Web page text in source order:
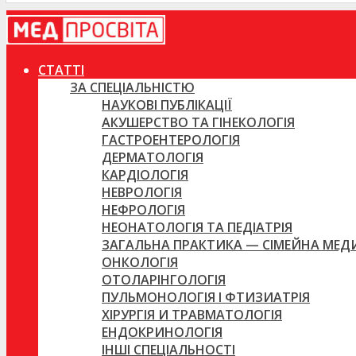
СТАТТІ
ЗА СПЕЦІАЛЬНІСТЮ
НАУКОВІ ПУБЛІКАЦІЇ
АКУШЕРСТВО ТА ГІНЕКОЛОГІЯ
ГАСТРОЕНТЕРОЛОГІЯ
ДЕРМАТОЛОГІЯ
КАРДІОЛОГІЯ
НЕВРОЛОГІЯ
НЕФРОЛОГІЯ
НЕОНАТОЛОГІЯ ТА ПЕДІАТРІЯ
ЗАГАЛЬНА ПРАКТИКА — СІМЕЙНА
ОНКОЛОГІЯ
ОТОЛАРІНГОЛОГІЯ
ПУЛЬМОНОЛОГІЯ І ФТИЗИАТРІЯ
ХІРУРГІЯ И ТРАВМАТОЛОГІЯ
ЕНДОКРИНОЛОГІЯ
ІНШІ СПЕЦІАЛЬНОСТІ